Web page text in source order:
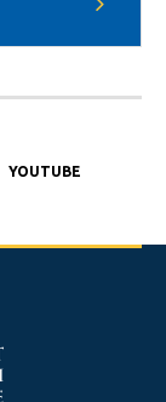
YOUTUBE